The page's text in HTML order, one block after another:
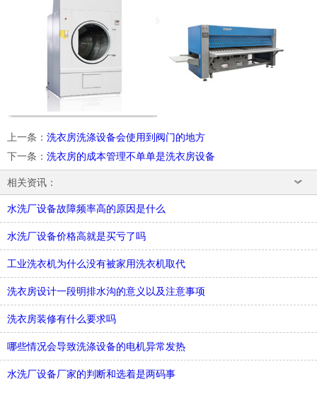
上一条 ： 洗衣房洗涤设备会使用到阀门的地方
下一条 ： 洗衣房的成本管理不单单是洗衣房设备
相关资讯：
水洗厂设备故障频率高的原因是什么
水洗厂设备价格高就是买亏了吗
工业洗衣机为什么没有被家用洗衣机取代
洗衣房设计一段明排水沟的意义以及注意事项
洗衣房装修有什么要求吗
哪些情况会导致洗涤设备的电机异常发热
水洗厂设备厂家的判断和选着是两码事